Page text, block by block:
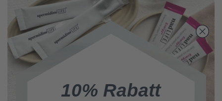
10% Rabatt